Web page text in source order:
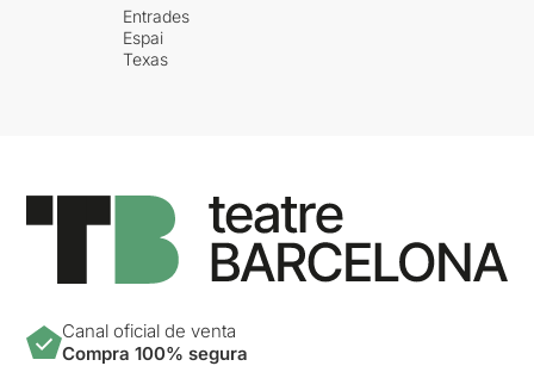
Entrades
Espai
Texas
Canal oficial de venta
Compra 100% segura